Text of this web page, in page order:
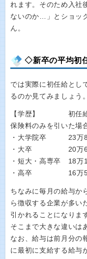
れます。そのため入社
ないのか…」とショッ
ん。
◇新卒の平均初
では実際に初任給とし
るのか見てみましょう。
【学歴】 初任
保険料のみを引いた場
・大学院卒 23万
・大卒 20万
・短大・高専卒 18
・高卒 16万
ちなみに毎月の給与か
ら徴収する企業が多い
引かれることになりま
そこまで大きな違いは
なお、給与は前月分の
に最初に支給する給与